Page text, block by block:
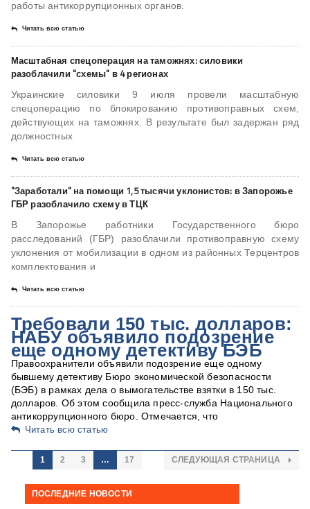
работы антикоррупционных органов.
Читать всю статью
Масштабная спецоперация на таможнях: силовики
разоблачили "схемы" в 4 регионах
Украинские силовики 9 июля провели масштабную
спецоперацию по блокированию противоправных схем,
действующих на таможнях. В результате был задержан ряд
должностных
Читать всю статью
"Заработали" на помощи 1,5 тысячи уклонистов: в Запорожье
ГБР разоблачило схему в ТЦК
В Запорожье работники Государственного бюро
расследований (ГБР) разоблачили противоправную схему
уклонения от мобилизации в одном из районных Терцентров
комплектования и
Читать всю статью
Требовали 150 тыс. долларов:
НАБУ объявило подозрение
еще одному детективу БЭБ
Правоохранители объявили подозрение еще одному
бывшему детективу Бюро экономической безопасности
(БЭБ) в рамках дела о вымогательстве взятки в 150 тыс.
долларов. Об этом сообщила пресс-служба Национального
антикоррупционного бюро. Отмечается, что
Читать всю статью
1 2 3 … 17 СЛЕДУЮЩАЯ СТРАНИЦА
ПОСЛЕДНИЕ НОВОСТИ